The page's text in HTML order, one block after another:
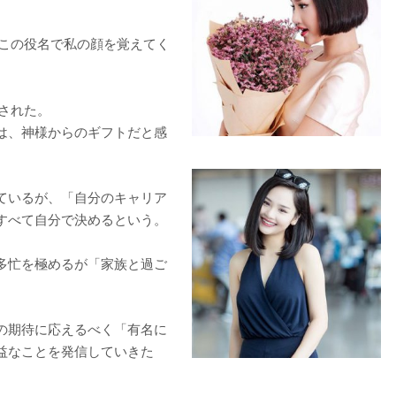
の役名で私の顔を覚えてく
た。
、神様からのギフトだと感
いるが、「自分のキャリア
て自分で決めるという。
忙を極めるが「家族と過ご
期待に応えるべく「有名に
なことを発信していきた